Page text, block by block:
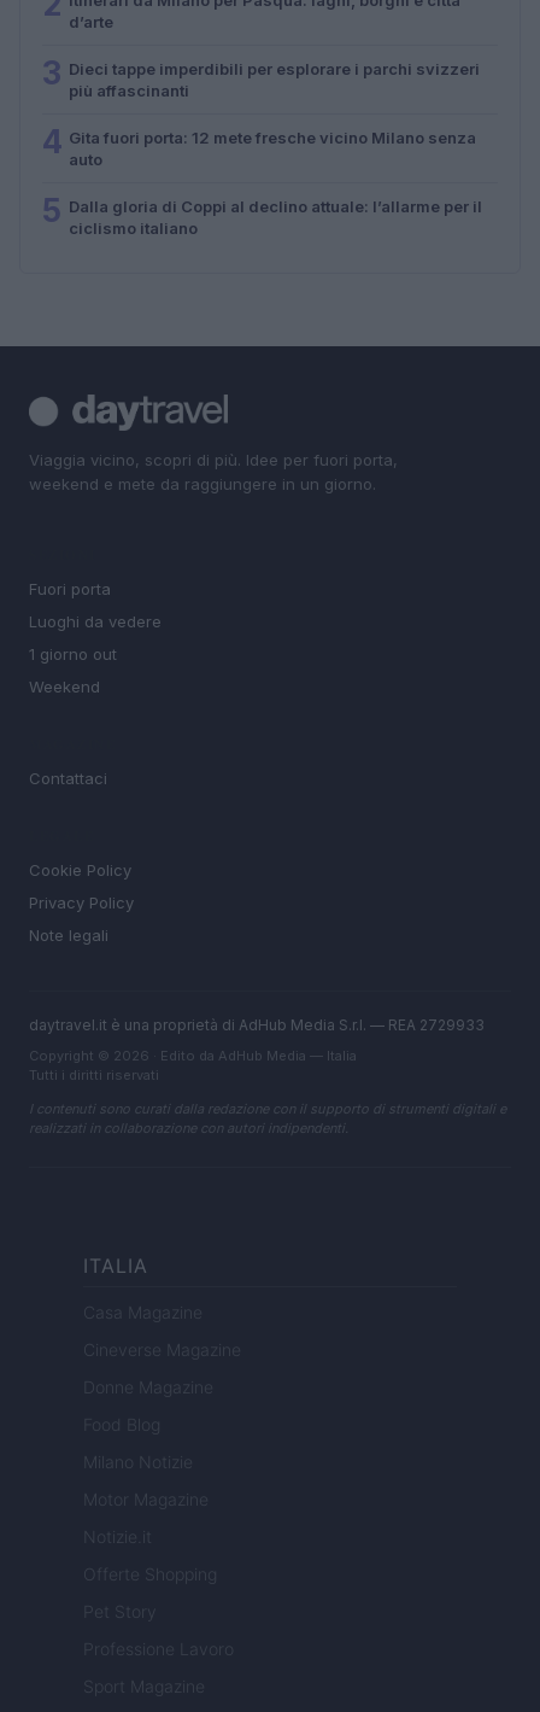
d’arte
3 Dieci tappe imperdibili per esplorare i parchi svizzeri
più affascinanti
4 Gita fuori porta: 12 mete fresche vicino Milano senza
auto
5 Dalla gloria di Coppi al declino attuale: l’allarme per il
ciclismo italiano
Viaggia vicino, scopri di più. Idee per fuori porta,
weekend e mete da raggiungere in un giorno.
Fuori porta
Luoghi da vedere
1 giorno out
Weekend
Contattaci
Cookie Policy
Privacy Policy
Note legali
daytravel.it è una proprietà di AdHub Media S.r.l. — REA 2729933
Copyright © 2026 · Edito da AdHub Media — Italia
Tutti i diritti riservati
I contenuti sono curati dalla redazione con il supporto di strumenti digitali e
realizzati in collaborazione con autori indipendenti.
ITALIA
Casa Magazine
Cineverse Magazine
Donne Magazine
Food Blog
Milano Notizie
Motor Magazine
Notizie.it
Offerte Shopping
Pet Story
Professione Lavoro
Sport Magazine